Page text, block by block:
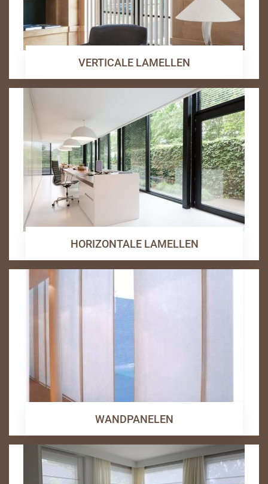
VERTICALE LAMELLEN
HORIZONTALE LAMELLEN
WANDPANELEN